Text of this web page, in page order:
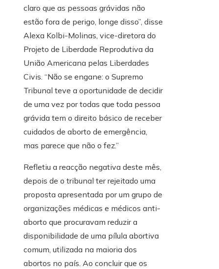
claro que as pessoas grávidas não
estão fora de perigo, longe disso”, disse
Alexa Kolbi-Molinas, vice-diretora do
Projeto de Liberdade Reprodutiva da
União Americana pelas Liberdades
Civis. “Não se engane: o Supremo
Tribunal teve a oportunidade de decidir
de uma vez por todas que toda pessoa
grávida tem o direito básico de receber
cuidados de aborto de emergência,
mas parece que não o fez.”
Refletiu a reacção negativa deste mês,
depois de o tribunal ter rejeitado uma
proposta apresentada por um grupo de
organizações médicas e médicos anti-
aborto que procuravam reduzir a
disponibilidade de uma pílula abortiva
comum, utilizada na maioria dos
abortos no país. Ao concluir que os